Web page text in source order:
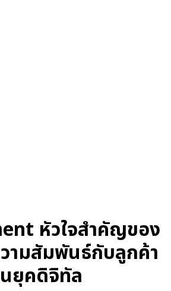
หัวใจสำคัญของ
ามสัมพันธ์กับลูกค้า
ยุคดิจิทัล